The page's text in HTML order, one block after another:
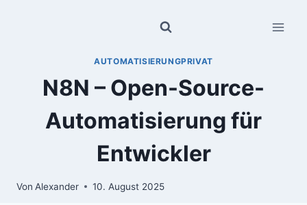
AUTOMATISIERUNGPRIVAT
N8N – Open-Source-
Automatisierung für
Entwickler
Von Alexander 10. August 2025